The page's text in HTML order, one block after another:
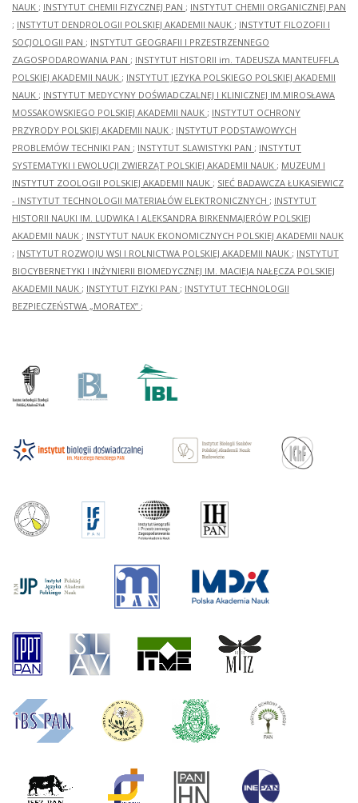
NAUK ; INSTYTUT CHEMII FIZYCZNEJ PAN ; INSTYTUT CHEMII ORGANICZNEJ PAN
; INSTYTUT DENDROLOGII POLSKIEJ AKADEMII NAUK ; INSTYTUT FILOZOFII I
SOCJOLOGII PAN ; INSTYTUT GEOGRAFII I PRZESTRZENNEGO
ZAGOSPODAROWANIA PAN ; INSTYTUT HISTORII im. TADEUSZA MANTEUFFLA
POLSKIEJ AKADEMII NAUK ; INSTYTUT JĘZYKA POLSKIEGO POLSKIEJ AKADEMII
NAUK ; INSTYTUT MEDYCYNY DOŚWIADCZALNEJ I KLINICZNEJ IM.MIROSŁAWA
MOSSAKOWSKIEGO POLSKIEJ AKADEMII NAUK ; INSTYTUT OCHRONY
PRZYRODY POLSKIEJ AKADEMII NAUK ; INSTYTUT PODSTAWOWYCH
PROBLEMÓW TECHNIKI PAN ; INSTYTUT SLAWISTYKI PAN ; INSTYTUT
SYSTEMATYKI I EWOLUCJI ZWIERZĄT POLSKIEJ AKADEMII NAUK ; MUZEUM I
INSTYTUT ZOOLOGII POLSKIEJ AKADEMII NAUK ; SIEĆ BADAWCZA ŁUKASIEWICZ
- INSTYTUT TECHNOLOGII MATERIAŁÓW ELEKTRONICZNYCH ; INSTYTUT
HISTORII NAUKI IM. LUDWIKA I ALEKSANDRA BIRKENMAJERÓW POLSKIEJ
AKADEMII NAUK ; INSTYTUT NAUK EKONOMICZNYCH POLSKIEJ AKADEMII NAUK
; INSTYTUT ROZWOJU WSI I ROLNICTWA POLSKIEJ AKADEMII NAUK ; INSTYTUT
BIOCYBERNETYKI I INŻYNIERII BIOMEDYCZNEJ IM. MACIEJA NAŁĘCZA POLSKIEJ
AKADEMII NAUK ; INSTYTUT FIZYKI PAN ; INSTYTUT TECHNOLOGII
BEZPIECZEŃSTWA „MORATEX” ;